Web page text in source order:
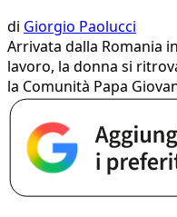
di Giorgio Paolucci
Arrivata dalla Romania
lavoro, la donna si
la Comunità Papa